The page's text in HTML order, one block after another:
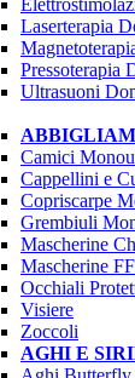
Laserterapia
Pressoterapia
Ultrasuoni
Camici
Cappellini e
Copriscarpe
Grembiuli
Mascherine
Mascherine
Occhiali
Visiere
Zoccoli
AGHI E